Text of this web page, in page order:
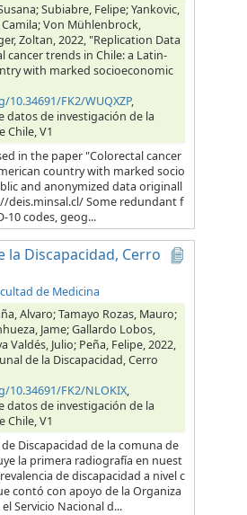
Subiabre, Felipe; Yankovic,
Camila; Von Mühlenbrock,
Zoltan, 2022, "Replication Data
cancer trends in Chile: a Latin-
with marked socioeconomic
FK2/WUQXZP,
datos de investigación de la
Chile, V1
in the paper "Colorectal cancer
country with marked socio
and anonymized data originall
deis.minsal.cl/ Some redundant f
10 codes, geog...
la Discapacidad, Cerro
de Medicina
Alvaro; Tamayo Rozas, Mauro;
Jame; Gallardo Lobos,
Valdés, Julio; Peña, Felipe, 2022,
de la Discapacidad, Cerro
FK2/NLOKIX,
datos de investigación de la
Chile, V1
Discapacidad de la comuna de
la primera radiografía en nuest
de discapacidad a nivel c
contó con apoyo de la Organiza
Servicio Nacional d...